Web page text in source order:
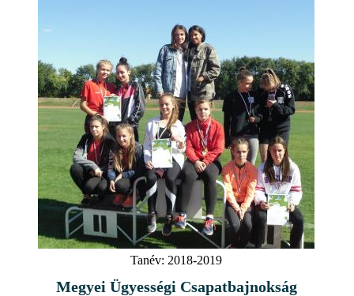
Tanév: 2018-2019
Megyei Ügyességi Csapatbajnokság